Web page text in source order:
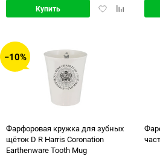
ДобавитьДобавить
Купить
−10%
Фарфоровая кружка для зубных
щёток D R Harris Coronation
Earthenware Tooth Mug